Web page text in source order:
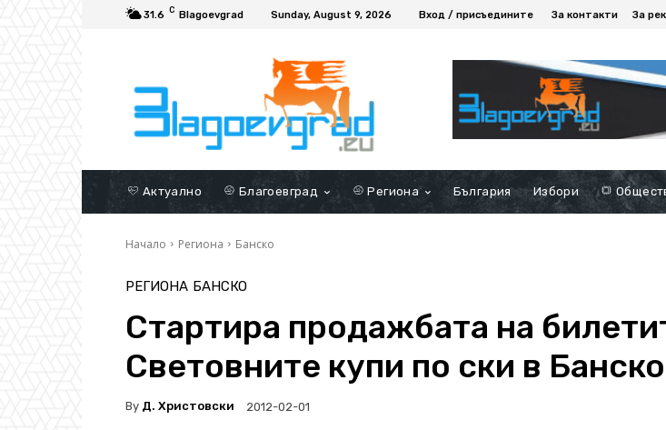
31.6 C Blagoevgrad Sunday, August 9, 2026 Вход / присъедините За контакти За
Актуално Благоевград Региона България Избори
Начало Региона Банско
РЕГИОНА БАНСКО
Стартира продажбата на
Световните купи по ски в Банско
By Д. Христовски 2012-02-01